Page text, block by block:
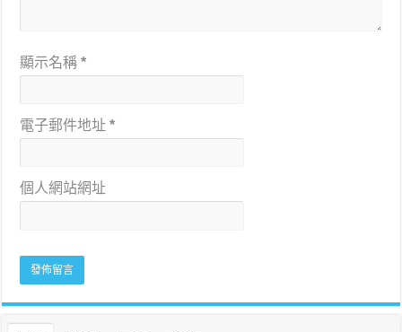
顯示名稱*
電子郵件地址*
個人網站網址